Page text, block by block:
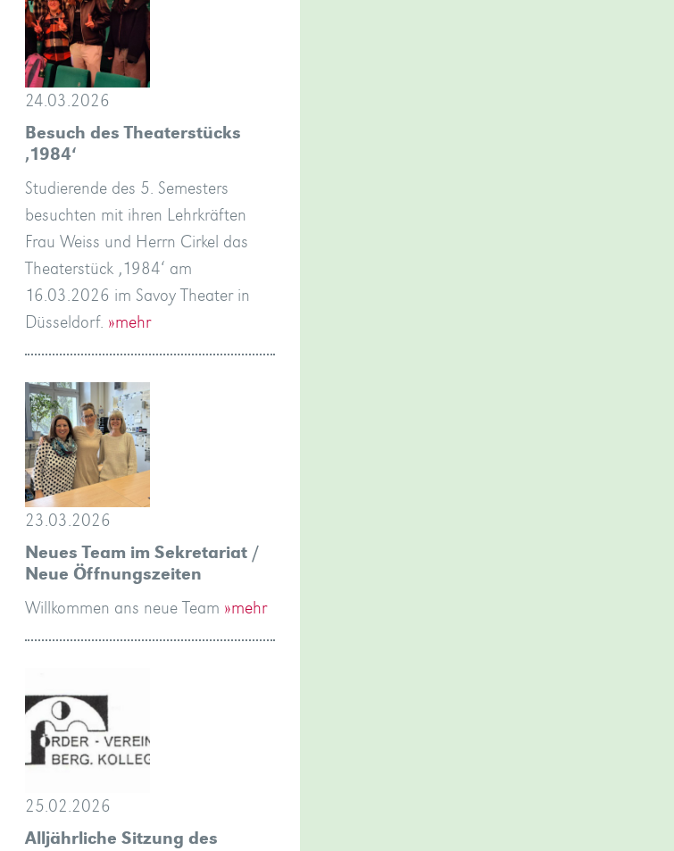
24.03.2026
Besuch des Theaterstücks
‚1984‘
Studierende des 5. Semesters
besuchten mit ihren Lehrkräften
Frau Weiss und Herrn Cirkel das
Theaterstück ‚1984‘ am
16.03.2026 im Savoy Theater in
Düsseldorf. »mehr
23.03.2026
Neues Team im Sekretariat /
Neue Öffnungszeiten
Willkommen ans neue Team »mehr
25.02.2026
Alljährliche Sitzung des